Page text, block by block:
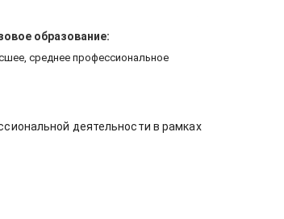
образование:
среднее профессиональное
деятельности в рамках